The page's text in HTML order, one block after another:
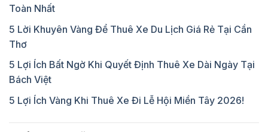
Toàn Nhất
5 Lời Khuyên Vàng Để Thuê Xe Du Lịch Giá Rẻ Tại Cần
Thơ
5 Lợi Ích Bất Ngờ Khi Quyết Định Thuê Xe Dài Ngày Tại
Bách Việt
5 Lợi Ích Vàng Khi Thuê Xe Đi Lễ Hội Miền Tây 2026!